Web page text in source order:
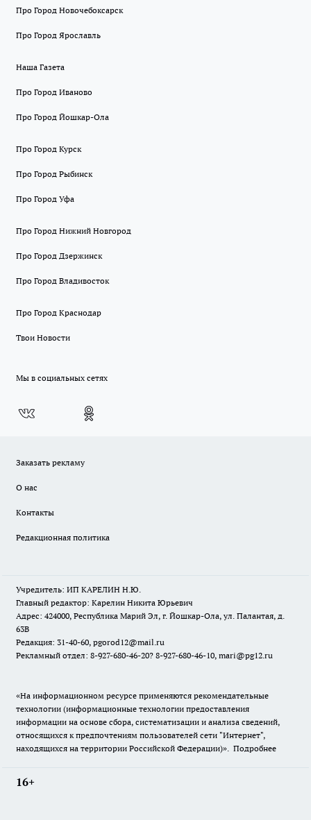
Про Город Новочебоксарск
Про Город Ярославль
Наша Газета
Про Город Иваново
Про Город Йошкар-Ола
Про Город Курск
Про Город Рыбинск
Про Город Уфа
Про Город Нижний Новгород
Про Город Дзержинск
Про Город Владивосток
Про Город Краснодар
Твои Новости
Мы в социальных сетях
Заказать рекламу
О нас
Контакты
Редакционная политика
Учредитель: ИП КАРЕЛИН Н.Ю.
Главный редактор: Карелин Никита Юрьевич
Адрес: 424000, Республика Марий Эл, г. Йошкар-Ола, ул. Палантая, д.
63В
Редакция: 31-40-60, pgorod12@mail.ru
Рекламный отдел: 8-927-680-46-20? 8-927-680-46-10, mari@pg12.ru
«На информационном ресурсе применяются рекомендательные
технологии (информационные технологии предоставления
информации на основе сбора, систематизации и анализа сведений,
относящихся к предпочтениям пользователей сети "Интернет",
находящихся на территории Российской Федерации)». Подробнее
16+